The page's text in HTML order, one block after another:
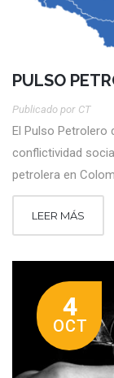
PULSO
Publicado por CT
El Pulso Petrolero
conflictividad
petrolera en
LEER MÁS
4
OCT